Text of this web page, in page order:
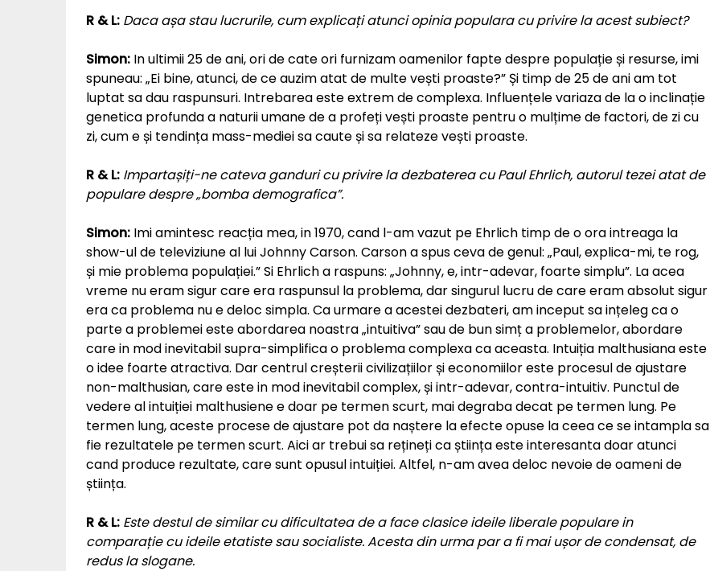
R & L: Daca așa stau lucrurile, cum explicați atunci opinia populara cu privire la acest subiect?
Simon: In ultimii 25 de ani, ori de cate ori furnizam oamenilor fapte despre populație și resurse, imi
spuneau: „Ei bine, atunci, de ce auzim atat de multe vești proaste?” Și timp de 25 de ani am tot
luptat sa dau raspunsuri. Intrebarea este extrem de complexa. Influențele variaza de la o inclinație
genetica profunda a naturii umane de a profeți vești proaste pentru o mulțime de factori, de zi cu
zi, cum e și tendința mass-mediei sa caute și sa relateze vești proaste.
R & L: Impartașiți-ne cateva ganduri cu privire la dezbaterea cu Paul Ehrlich, autorul tezei atat de
populare despre „bomba demografica”.
Simon: Imi amintesc reacția mea, in 1970, cand l-am vazut pe Ehrlich timp de o ora intreaga la
show-ul de televiziune al lui Johnny Carson. Carson a spus ceva de genul: „Paul, explica-mi, te rog,
și mie problema populației.” Si Ehrlich a raspuns: „Johnny, e, intr-adevar, foarte simplu”. La acea
vreme nu eram sigur care era raspunsul la problema, dar singurul lucru de care eram absolut sigur
era ca problema nu e deloc simpla. Ca urmare a acestei dezbateri, am inceput sa ințeleg ca o
parte a problemei este abordarea noastra „intuitiva” sau de bun simț a problemelor, abordare
care in mod inevitabil supra-simplifica o problema complexa ca aceasta. Intuiția malthusiana este
o idee foarte atractiva. Dar centrul creșterii civilizațiilor și economiilor este procesul de ajustare
non-malthusian, care este in mod inevitabil complex, și intr-adevar, contra-intuitiv. Punctul de
vedere al intuiției malthusiene e doar pe termen scurt, mai degraba decat pe termen lung. Pe
termen lung, aceste procese de ajustare pot da naștere la efecte opuse la ceea ce se intampla sa
fie rezultatele pe termen scurt. Aici ar trebui sa rețineți ca știința este interesanta doar atunci
cand produce rezultate, care sunt opusul intuiției. Altfel, n-am avea deloc nevoie de oameni de
știința.
R & L: Este destul de similar cu dificultatea de a face clasice ideile liberale populare in
comparație cu ideile etatiste sau socialiste. Acesta din urma par a fi mai ușor de condensat, de
redus la slogane.